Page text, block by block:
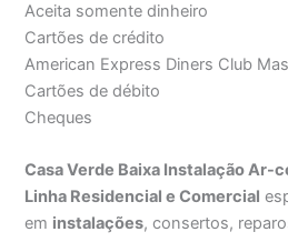
Aceita somente dinheiro
Cartões de crédito
American Express Diners Club
Cartões de débito
Cheques
Casa Verde Baixa Instalação Ar-
Linha Residencial e Comercial
em instalações, consertos,